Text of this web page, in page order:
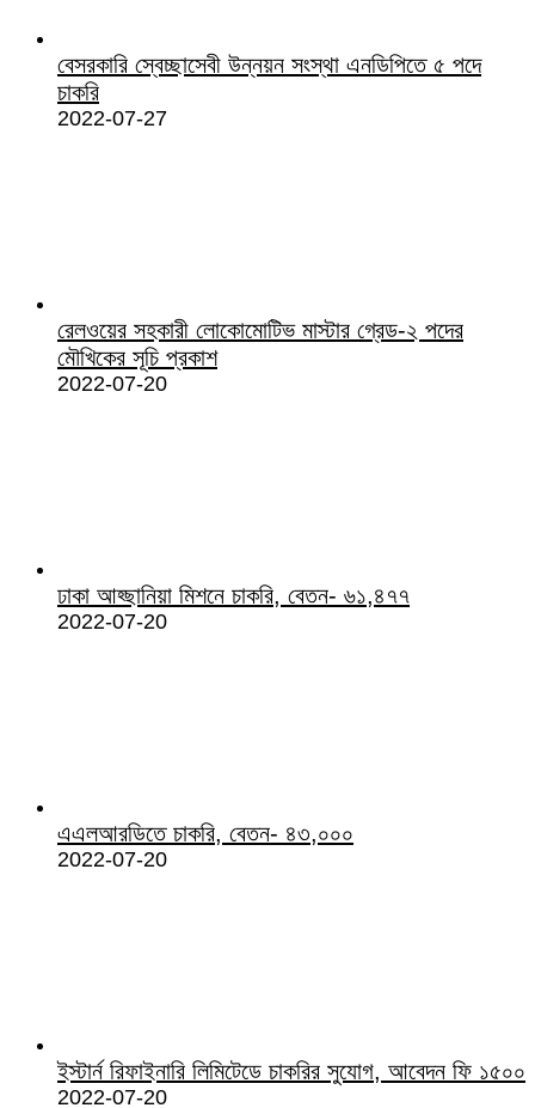
বেসরকারি স্বেচ্ছাসেবী উন্নয়ন সংস্থা এনডিপিতে ৫ পদে
চাকরি
2022-07-27
রেলওয়ের সহকারী লোকোমোটিভ মাস্টার গ্রেড-২ পদের
মৌখিকের সূচি প্রকাশ
2022-07-20
ঢাকা আহ্ছানিয়া মিশনে চাকরি, বেতন- ৬১,৪৭৭
2022-07-20
এএলআরডিতে চাকরি, বেতন- ৪৩,০০০
2022-07-20
ইস্টার্ন রিফাইনারি লিমিটেডে চাকরির সুযোগ, আবেদন ফি ১৫০০
2022-07-20